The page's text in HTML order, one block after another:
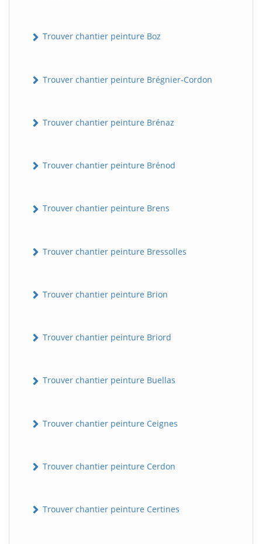
Trouver chantier peinture Boz
Trouver chantier peinture Brégnier-Cordon
Trouver chantier peinture Brénaz
Trouver chantier peinture Brénod
Trouver chantier peinture Brens
Trouver chantier peinture Bressolles
Trouver chantier peinture Brion
Trouver chantier peinture Briord
Trouver chantier peinture Buellas
Trouver chantier peinture Ceignes
Trouver chantier peinture Cerdon
Trouver chantier peinture Certines